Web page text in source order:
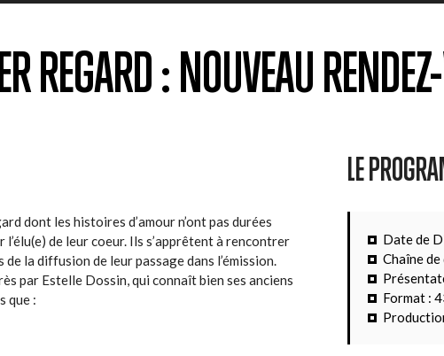
REGARD : NOUVEAU
dont les histoires d’amour n’ont pas durées
de leur coeur. Ils s’apprêtent à rencontrer
la diffusion de leur passage dans l’émission.
par Estelle Dossin, qui connaît bien ses anciens
que :
LE
Date de
Chaîne
Format :